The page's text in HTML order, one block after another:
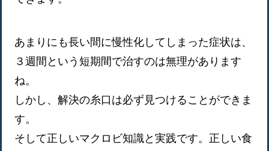
あまりにも長い間に慢性化してしまった症状は、
３週間という短期間で治すのは無理があります
ね。
しかし、解決の糸口は必ず見つけることができま
す。
そして正しいマクロビ知識と実践です。正しい食